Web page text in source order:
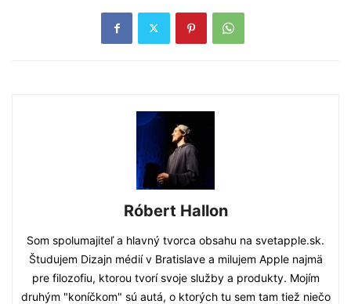
Róbert Hallon
Som spolumajiteľ a hlavný tvorca obsahu na svetapple.sk.
Študujem Dizajn médií v Bratislave a milujem Apple najmä
pre filozofiu, ktorou tvorí svoje služby a produkty. Mojím
druhým "koníčkom" sú autá, o ktorých tu sem tam tiež niečo